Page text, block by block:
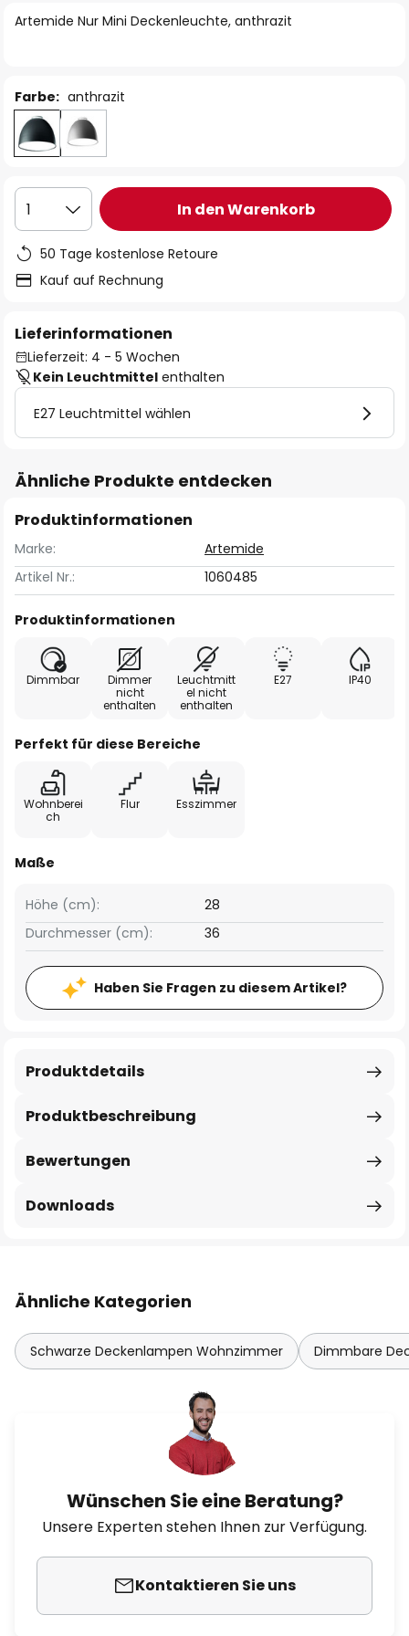
Artemide Nur Mini Deckenleuchte, anthrazit
Farbe: anthrazit
1 In den Warenkorb
50 Tage kostenlose Retoure
Kauf auf Rechnung
Lieferinformationen
Lieferzeit: 4 - 5 Wochen
Kein Leuchtmittel enthalten
E27 Leuchtmittel wählen
Ähnliche Produkte entdecken
Produktinformationen
Marke:
Artemide
Artikel Nr.:
1060485
Produktinformationen
Dimmbar
Dimmer
nicht
enthalten
Leuchtmitt
el nicht
enthalten
E27 IP40
Perfekt für diese Bereiche
Wohnberei
ch
Flur Esszimmer
Maße
Höhe (cm):
28
Durchmesser (cm):
36
Haben Sie Fragen zu diesem Artikel?
Produktbeschreibung
Produktdetails
Bewertungen
Downloads
Ähnliche Kategorien
Schwarze Deckenlampen Wohnzimmer Dimmbare
Wünschen Sie eine Beratung?
Unsere Experten stehen Ihnen zur Verfügung.
Kontaktieren Sie uns